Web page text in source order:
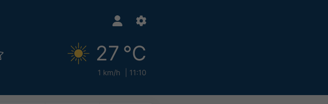
27 °C
1 km/h 11:10